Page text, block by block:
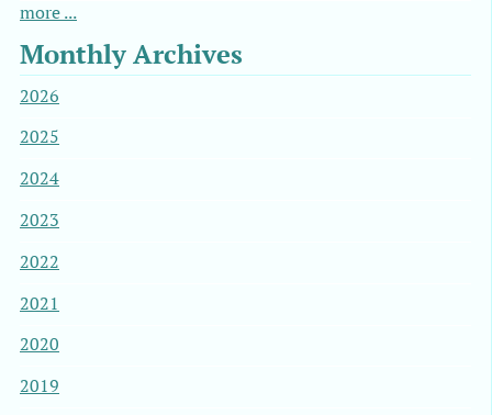
more ...
Monthly Archives
2026
2025
2024
2023
2022
2021
2020
2019